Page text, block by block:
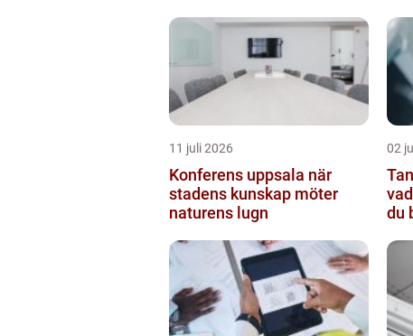
11 juli 2026
Konferens uppsala när
stadens kunskap möter
naturens lugn
02
du